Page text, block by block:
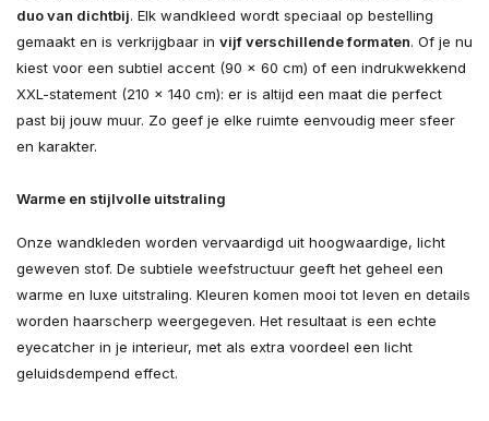
duo van dichtbij. Elk wandkleed wordt speciaal op bestelling
gemaakt en is verkrijgbaar in vijf verschillende formaten. Of je nu
kiest voor een subtiel accent (90 × 60 cm) of een indrukwekkend
XXL-statement (210 × 140 cm): er is altijd een maat die perfect
past bij jouw muur. Zo geef je elke ruimte eenvoudig meer sfeer
en karakter.
Warme en stijlvolle uitstraling
Onze wandkleden worden vervaardigd uit hoogwaardige, licht
geweven stof. De subtiele weefstructuur geeft het geheel een
warme en luxe uitstraling. Kleuren komen mooi tot leven en details
worden haarscherp weergegeven. Het resultaat is een echte
eyecatcher in je interieur, met als extra voordeel een licht
geluidsdempend effect.